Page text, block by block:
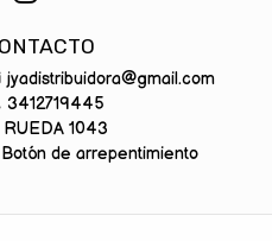
jyadistribuidora@gmail.com
3412719445
RUEDA 1043
de arrepentimiento